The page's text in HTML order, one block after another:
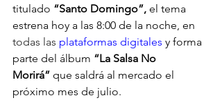
titulado “Santo Domingo”, el tema
estrena hoy a las 8:00 de la noche, en
todas las plataformas digitales y forma
parte del álbum “La Salsa No
Morirá” que saldrá al mercado el
próximo mes de julio.